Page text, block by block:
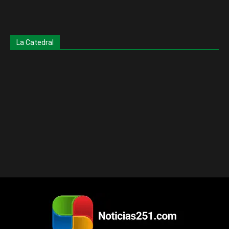
La Catedral